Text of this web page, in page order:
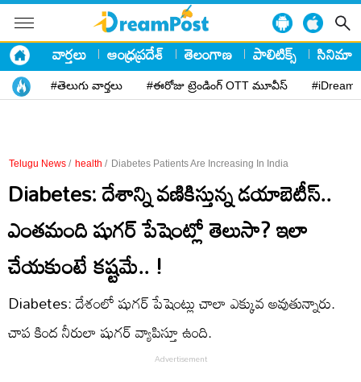
వార్తలు ఆంధ్రప్రదేశ్ తెలంగాణ పాలిటిక్స్ సినిమా
#తెలుగు వార్తలు #ఈరోజు ట్రెండింగ్ OTT మూవీస్
Telugu News / health / Diabetes Patients Are Increasing In India
Diabetes: దేశాన్ని వణికిస్తున్న డయాబెటీస్..
ఎంతమంది షుగర్ పేషెంట్లో తెలుసా? ఇలా
చేయకుంటే కష్టమే.. !
Diabetes: దేశంలో షుగర్ పేషెంట్లు చాలా ఎక్కువ అవుతున్నారు.
చాప కింద నీరులా షుగర్ వ్యాపిస్తూ ఉంది.